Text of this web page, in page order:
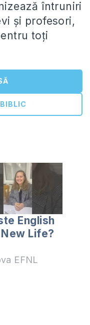
întruniri
și profesori,
toți
English
Life?
EFNL